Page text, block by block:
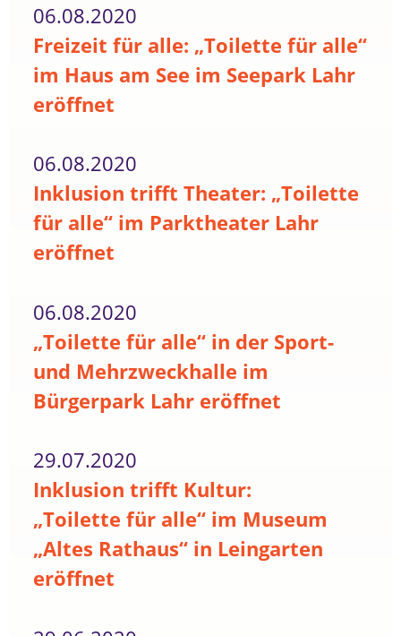
06.08.2020
Freizeit für alle: „Toilette für alle“
im Haus am See im Seepark Lahr
eröffnet
06.08.2020
Inklusion trifft Theater: „Toilette
für alle“ im Parktheater Lahr
eröffnet
06.08.2020
„Toilette für alle“ in der Sport-
und Mehrzweckhalle im
Bürgerpark Lahr eröffnet
29.07.2020
Inklusion trifft Kultur:
„Toilette für alle“ im Museum
„Altes Rathaus“ in Leingarten
eröffnet